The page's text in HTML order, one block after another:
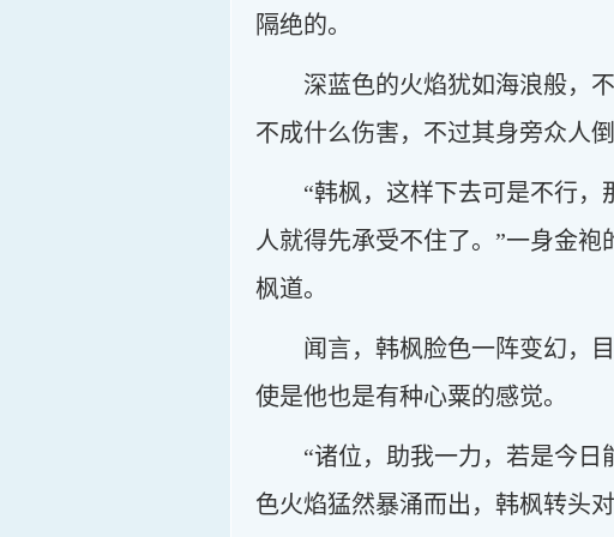
隔绝的。
深蓝色的火焰犹如海浪般，
不成什么伤害，不过其身旁众人
“韩枫，这样下去可是不行
人就得先承受不住了。”一身金
枫道。
闻言，韩枫脸色一阵变幻，
使是他也是有种心粟的感觉。
“诸位，助我一力，若是今
色火焰猛然暴涌而出，韩枫转头